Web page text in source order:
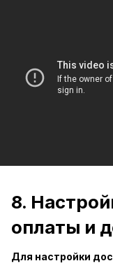
8.
оплаты и
Для настройки